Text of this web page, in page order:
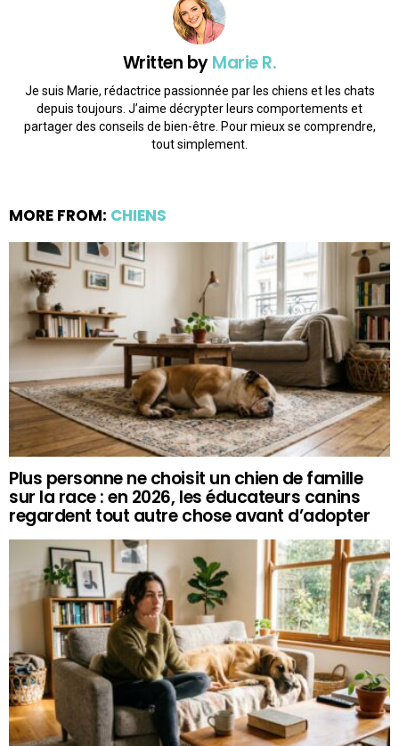
Written byMarie R.
Je suis Marie, rédactrice passionnée par les chiens et les chats
depuis toujours. J’aime décrypter leurs comportements et
partager des conseils de bien-être. Pour mieux se comprendre,
tout simplement.
MORE FROM: CHIENS
Plus personne ne choisit un chien de famille
sur la race : en 2026, les éducateurs canins
regardent tout autre chose avant d’adopter